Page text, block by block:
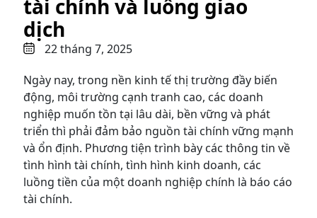
tài chính và luồng giao
dịch
22 tháng 7, 2025
Ngày nay, trong nền kinh tế thị trường đầy biến
động, môi trường cạnh tranh cao, các doanh
nghiệp muốn tồn tại lâu dài, bền vững và phát
triển thì phải đảm bảo nguồn tài chính vững mạnh
và ổn định. Phương tiện trình bày các thông tin về
tình hình tài chính, tình hình kinh doanh, các
luồng tiền của một doanh nghiệp chính là báo cáo
tài chính.